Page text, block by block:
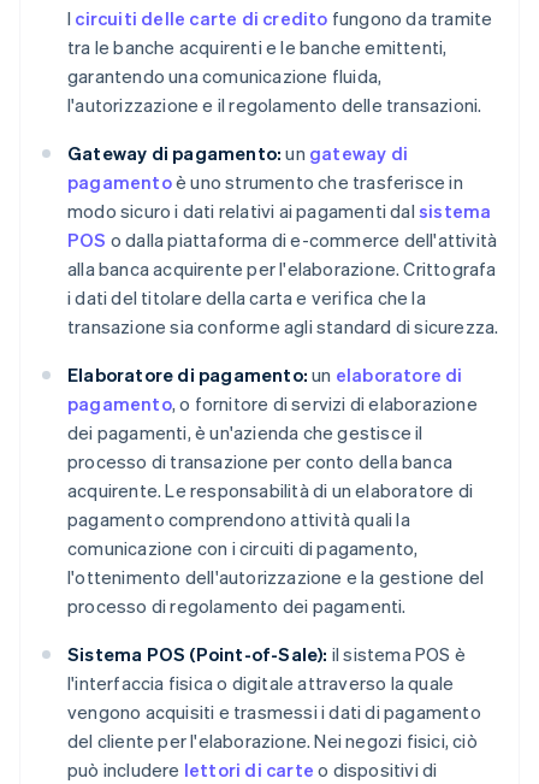
I circuiti delle carte di credito fungono da tramite
tra le banche acquirenti e le banche emittenti,
garantendo una comunicazione fluida,
l'autorizzazione e il regolamento delle transazioni.
Gateway di pagamento: un gateway di
pagamentoè uno strumento che trasferisce in
modo sicuro i dati relativi ai pagamenti dal sistema
POS o dalla piattaforma di e-commerce dell'attività
alla banca acquirente per l'elaborazione. Crittografa
i dati del titolare della carta e verifica che la
transazione sia conforme agli standard di sicurezza.
Elaboratore di pagamento: un elaboratore di
pagamento, o fornitore di servizi di elaborazione
dei pagamenti, è un'azienda che gestisce il
processo di transazione per conto della banca
acquirente. Le responsabilità di un elaboratore di
pagamento comprendono attività quali la
comunicazione con i circuiti di pagamento,
l'ottenimento dell'autorizzazione e la gestione del
processo di regolamento dei pagamenti.
Sistema POS (Point-of-Sale): il sistema POS è
l'interfaccia fisica o digitale attraverso la quale
vengono acquisiti e trasmessi i dati di pagamento
del cliente per l'elaborazione. Nei negozi fisici, ciò
può includere lettori di carte o dispositivi di